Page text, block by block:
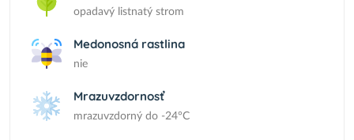
opadavý listnatý strom
Medonosná rastlina
nie
Mrazuvzdornosť
mrazuvzdorný do -24°C